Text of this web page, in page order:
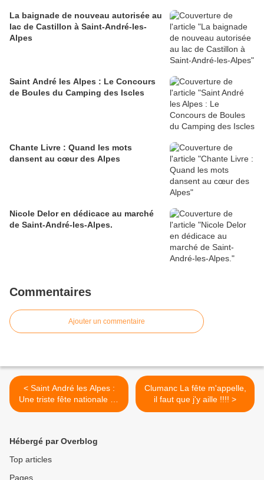
La baignade de nouveau autorisée au
lac de Castillon à Saint-André-les-
Alpes
Saint André les Alpes : Le Concours
de Boules du Camping des Iscles
Chante Livre : Quand les mots
dansent au cœur des Alpes
Nicole Delor en dédicace au marché
de Saint-André-les-Alpes.
Commentaires
Ajouter un commentaire
< Saint André les Alpes :
Une triste fête nationale ce
14 juillet 2019
Clumanc La fête m'appelle,
il faut que j'y aille !!!! >
Hébergé par Overblog
Top articles
Pages